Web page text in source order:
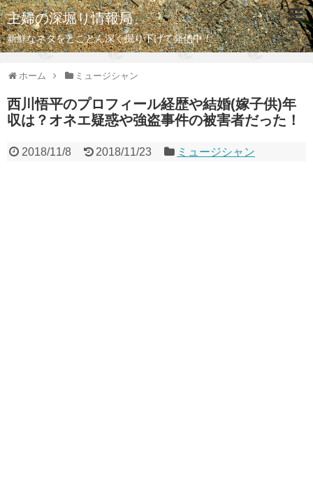
主婦の深堀り情報局
新鮮なネタをとことん深く掘り下げて発信中！
ホーム ミュージシャン
西川悟平のプロフィール経歴や結婚(嫁子供)年
収は？オネエ疑惑や強盗事件の被害者だった！
2018/11/8 2018/11/23 ミュージシャン